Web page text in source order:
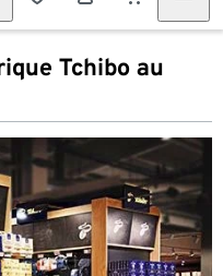
Tchibo au